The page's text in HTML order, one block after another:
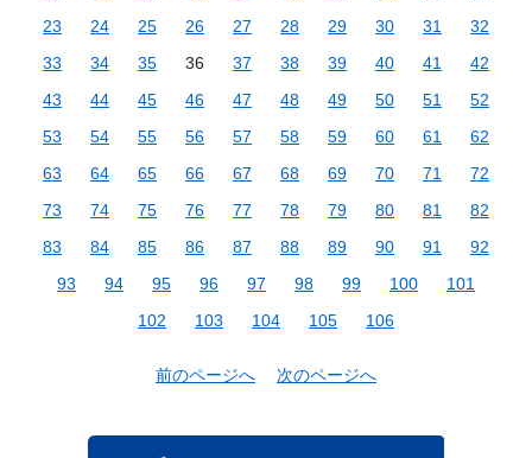
23
24 25 26 27 28 29 30 31
32
33
34 35 36 37 38 39 40 41
42
43
44 45 46 47 48 49 50 51
52
53
54 55 56 57 58 59 60 61
62
63
64 65 66 67 68 69 70 71
72
73
74 75 76 77 78 79 80 81
82
83
84 85 86 87 88 89 90 91
92
93
94 95 96 97 98 99 100
101
102
103 104 105 106
前のページへ 次のページへ